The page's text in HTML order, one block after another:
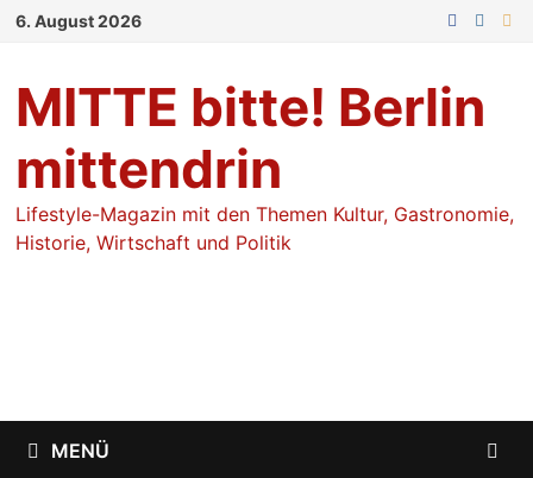
Zum
6. August 2026
MITTE bitte! Berlin
mittendrin
Lifestyle-Magazin mit den Themen Kultur, Gastronomie,
Historie, Wirtschaft und Politik
MENÜ